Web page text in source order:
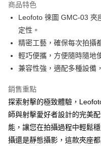
合作金庫商業銀行
華南商業銀行
上海商業儲蓄銀行
國泰世華商業銀行
臺灣中小企業銀行
匯豐（台灣）商業銀行
聯邦商業銀行
元大商業銀行
台新國際商業銀行
台灣樂天信用卡公司
6 期 0 利率 每期
華南商業銀行
上海商業儲蓄銀行
國泰世華商業銀行
臺灣中小企業銀行
聯邦商業銀行
元大商業銀行
玉山商業銀行
台灣樂天信用卡公司
12 期 0 利率 每期
合作金庫商業銀行
上海商業儲蓄銀行
國泰世華商業銀行
匯豐（台灣）商業銀行
聯邦商業銀行
元大商業銀行
玉山商業銀行
台新國際商業銀行
24 期 0 利率 每期
合作金庫商業銀行
華南商業銀行
兆豐國際商業銀行
台中商業銀行
華泰商業銀行
遠東國際商業銀行
永豐商業銀行
星展（台灣）商業銀行
LINE Pay
悠遊付
ATM付款
運送方式
商品特色
Leofoto 徠圖 GMC-03 夾
定性。
精密工藝，確保每次拍攝
輕巧便攜，方便隨時隨地
兼容性強，適配多種設備
銷售重點
探索射擊的極致體驗，
師與射擊愛好者設計的完美
能，讓您在拍攝過程中輕鬆
攝還是靜態攝影，這款夾座